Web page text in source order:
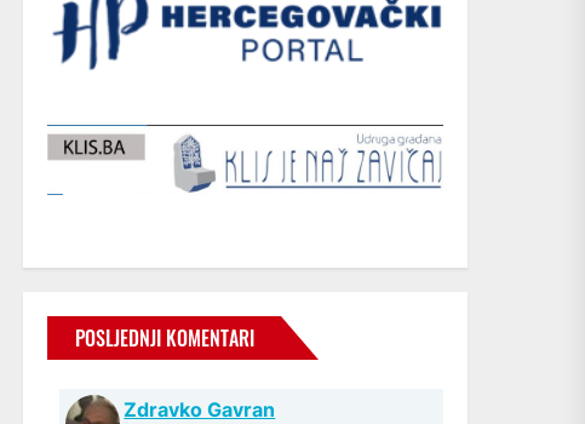
POSLJEDNJI KOMENTARI
Zdravko Gavran